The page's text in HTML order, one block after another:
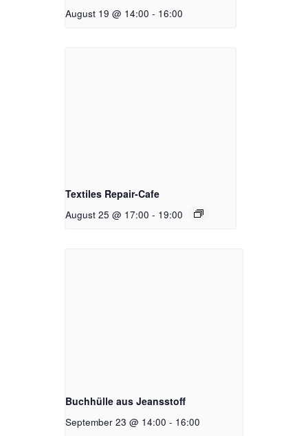
August 19 @ 14:00 - 16:00
Textiles Repair-Cafe
August 25 @ 17:00 - 19:00
Buchhülle aus Jeansstoff
September 23 @ 14:00 - 16:00